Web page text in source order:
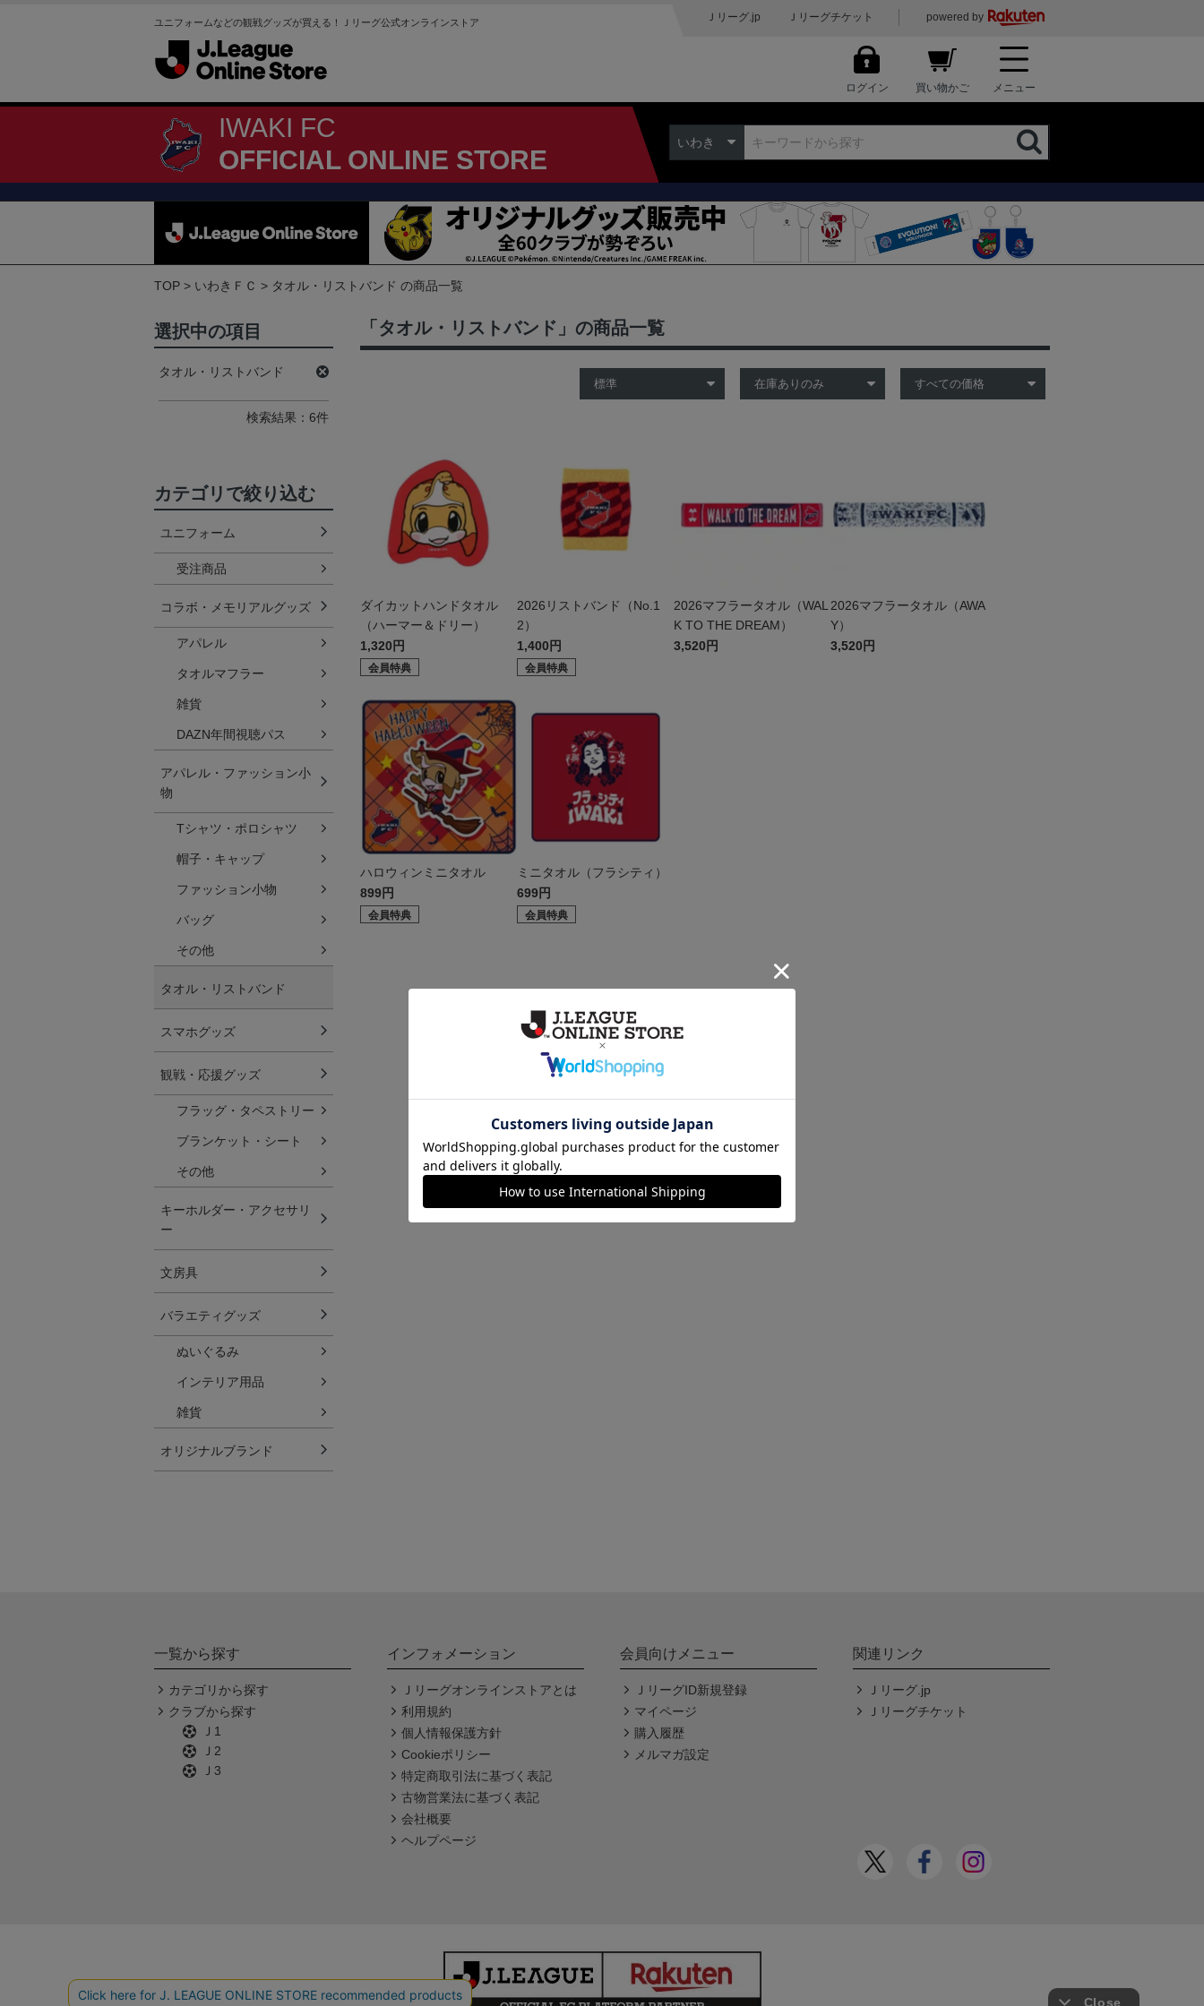
ユニフォームなどの観戦グッズが買える！Ｊリーグ公式オンラインストア Ｊリーグ.jp Ｊリーグチケット powered by
ログイン 買い物かご メニュー
IWAKI FC
OFFICIAL ONLINE STORE
いわき
TOP いわきＦＣ タオル・リストバンド の商品一覧
「タオル・リストバンド」の商品一覧
ダイカットハンドタオル
（ハーマー＆ドリー）
1,320円
会員特典
2026リストバンド（No.1
2）
1,400円
会員特典
2026マフラータオル（WAL
K TO THE DREAM）
3,520円
2026マフラータオル（AWA
Y）
3,520円
ハロウィンミニタオル
899円
会員特典
ミニタオル（フラシティ）
699円
会員特典
選択中の項目
タオル・リストバンド
検索結果：6件
カテゴリで絞り込む
ユニフォーム
受注商品
コラボ・メモリアルグッズ
アパレル
タオルマフラー
雑貨
DAZN年間視聴パス
アパレル・ファッション小
物
Tシャツ・ポロシャツ
帽子・キャップ
ファッション小物
バッグ
その他
タオル・リストバンド
スマホグッズ
観戦・応援グッズ
フラッグ・タペストリー
ブランケット・シート
その他
キーホルダー・アクセサリ
ー
文房具
バラエティグッズ
ぬいぐるみ
インテリア用品
雑貨
オリジナルブランド
一覧から探す
カテゴリから探す
クラブから探す
Ｊ1
Ｊ2
Ｊ3
インフォメーション
Ｊリーグオンラインストアとは
利用規約
個人情報保護方針
Cookieポリシー
特定商取引法に基づく表記
古物営業法に基づく表記
会社概要
ヘルプページ
会員向けメニュー
ＪリーグID新規登録
マイページ
購入履歴
メルマガ設定
関連リンク
Ｊリーグ.jp
Ｊリーグチケット